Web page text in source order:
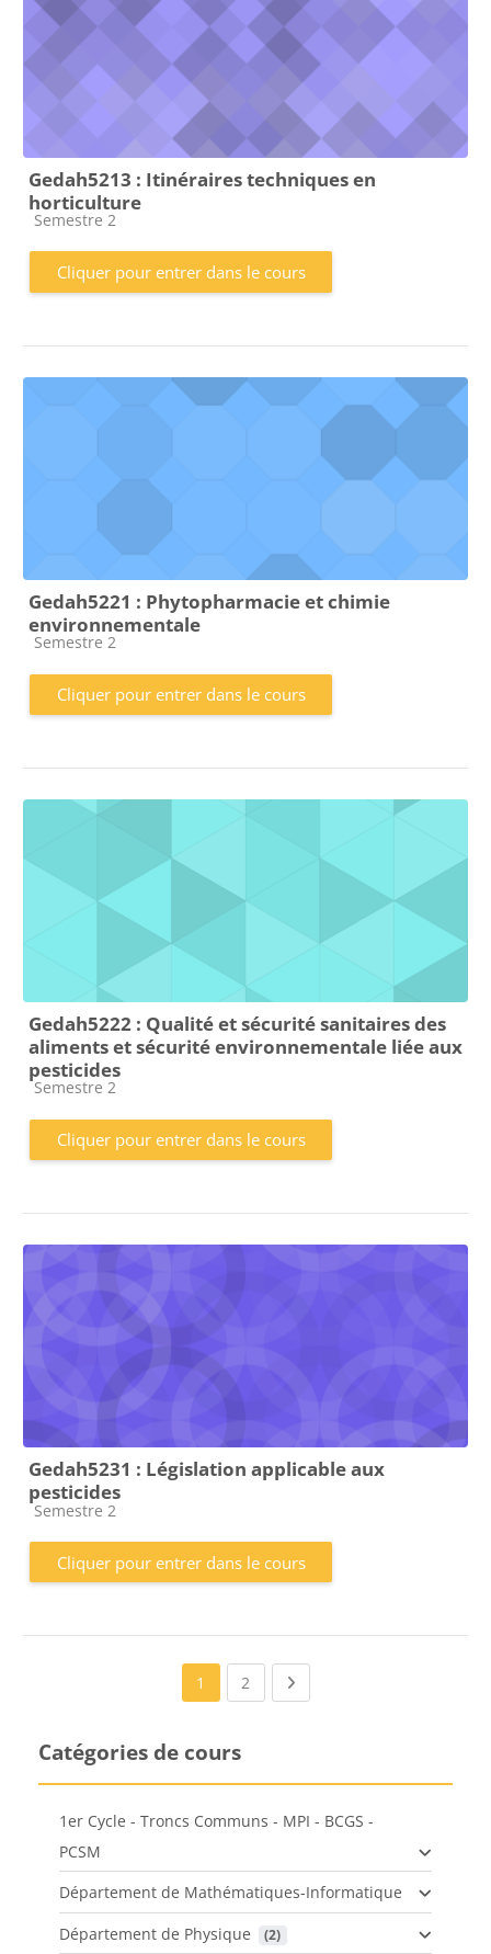
Gedah5213 : Itinéraires techniques en
horticulture
Catégorie de cours
Semestre 2
Cliquer pour entrer dans le cours
Gedah5221 : Phytopharmacie et chimie
environnementale
Catégorie de cours
Semestre 2
Cliquer pour entrer dans le cours
Gedah5222 : Qualité et sécurité sanitaires des
aliments et sécurité environnementale liée aux
pesticides
Catégorie de cours
Semestre 2
Cliquer pour entrer dans le cours
Gedah5231 : Législation applicable aux
pesticides
Catégorie de cours
Semestre 2
Cliquer pour entrer dans le cours
1 2 (current)Next page
Catégories de cours
1er Cycle - Troncs Communs - MPI - BCGS -
PCSM
Département de Mathématiques-Informatique
Département de Physique
(2)